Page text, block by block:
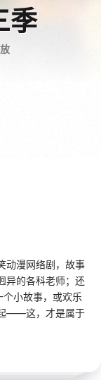
季
漫网络剧，故事
异的各科老师；还
小故事，或欢乐
——这，才是属于